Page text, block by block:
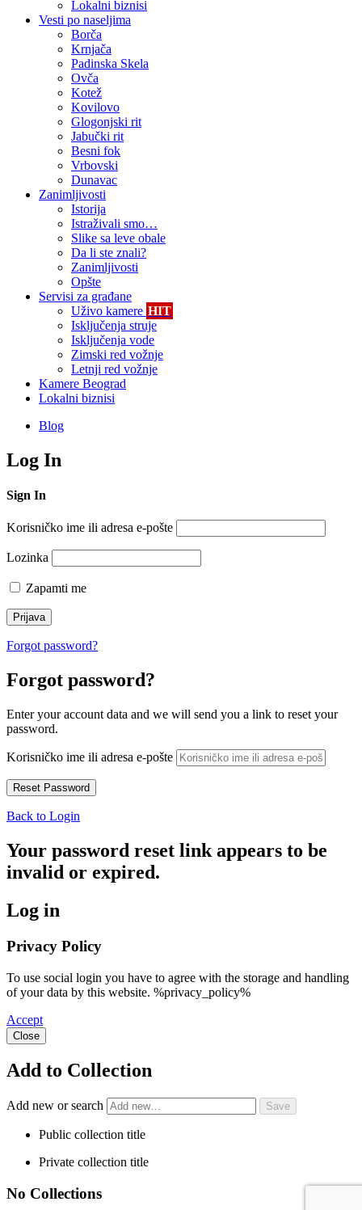
Lokalni biznisi
Vesti po naseljima
Borča
Krnjača
Padinska Skela
Ovča
Kotež
Kovilovo
Glogonjski rit
Jabučki rit
Besni fok
Vrbovski
Dunavac
Zanimljivosti
Istorija
Istraživali smo…
Slike sa leve obale
Da li ste znali?
Zanimljivosti
Opšte
Servisi za građane
Uživo kamere HIT
Isključenja struje
Isključenja vode
Zimski red vožnje
Letnji red vožnje
Kamere Beograd
Lokalni biznisi
Blog
Log In
Sign In
Korisničko ime ili adresa e-pošte
Lozinka
Zapamti me
Forgot password?
Forgot password?
Enter your account data and we will send you a link to reset your
password.
Korisničko ime ili adresa e-pošte
Back to Login
Your password reset link appears to be
invalid or expired.
Log in
Privacy Policy
To use social login you have to agree with the storage and handling
of your data by this website. %privacy_policy%
Accept
Close
Add to Collection
Add new or search
Public collection title
Private collection title
No Collections